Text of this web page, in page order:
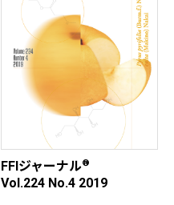
FFIジャーナル®
Vol.224 No.4 2019